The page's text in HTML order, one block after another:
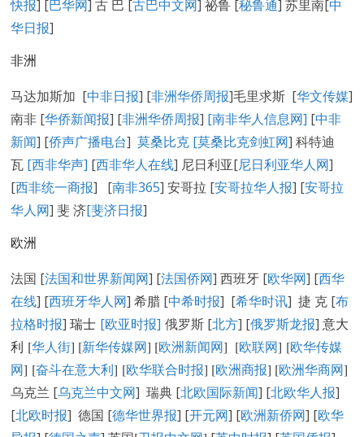
快报] [巴华网] 古 巴 [古巴中文网] 祕鲁 [秘鲁通] 苏里南[中
华日报]
非洲
马达加斯加 [中非日报] [非洲华侨周报]毛里求斯 [华文传媒]
南非 [华侨新闻报] [非洲华侨周报] [南非华人信息网] [中非
新闻] [侨声广播电台]莫桑比克 [莫桑比克剑虹网] 科特迪
瓦 [西非华声] [西非华人在线] 尼日利亚[尼日利亚华人网]
[西非统一商报] [南非365] 安哥拉 [安哥拉华人报] [安哥拉
华人网] 斐 济[斐济日报]
欧洲
法国 [法国和世界新闻网] [法国侨网] 西班牙 [欧华网] [西华
在线] [西班牙华人网] 希腊 [中希时报] [希华时讯] 捷 克 [布
拉格时报]瑞士 [欧亚时报] 俄罗斯 [北方] [俄罗斯龙报]意大
利 [华人街] [新华传媒网] [欧洲新闻网] [欧联网] [欧华传媒
网] [奋斗在意大利] [欧华联合时报] [欧洲商报] [欧洲华商网]
乌克兰 [乌克兰中文网] 瑞典 [北欧国际新闻] [北欧华人报]
[北欧时报] 德国 [德华世界报] [开元网] [欧洲新侨网] [欧华